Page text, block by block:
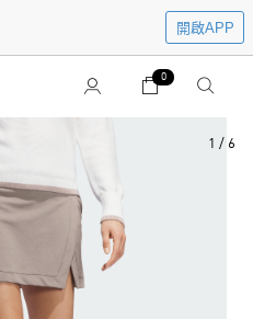
開啟APP
0
1 / 6